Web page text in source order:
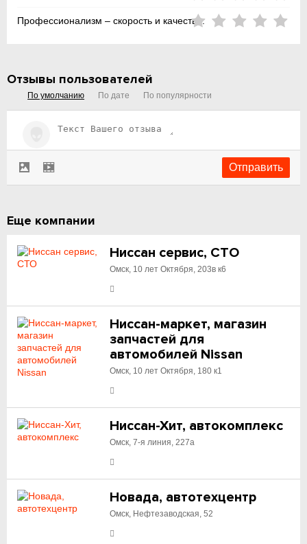
Профессионализм – скорость и качество:
Отзывы пользователей
По умолчанию По дате По популярности
Еще компании
Ниссан сервис, СТО
Омск, 10 лет Октября, 203в к6
Ниссан-маркет, магазин
запчастей для
автомобилей Nissan
Омск, 10 лет Октября, 180 к1
Ниссан-Хит, автокомплекс
Омск, 7-я линия, 227а
Новада, автотехцентр
Омск, Нефтезаводская, 52